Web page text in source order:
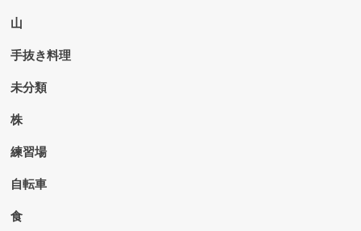
山
手抜き料理
未分類
株
練習場
自転車
食